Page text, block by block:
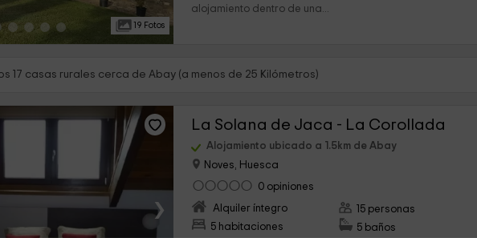
19 Fotos
alojamiento dentro de una...
17 casas rurales cerca de Abay (a menos de 25 Kilómetros)
›
La Solana de Jaca - La Corollada
Alojamiento ubicado a 1.5km de Abay
Noves, Huesca
0 opiniones
Alquiler íntegro
5 habitaciones
15 personas
5 baños